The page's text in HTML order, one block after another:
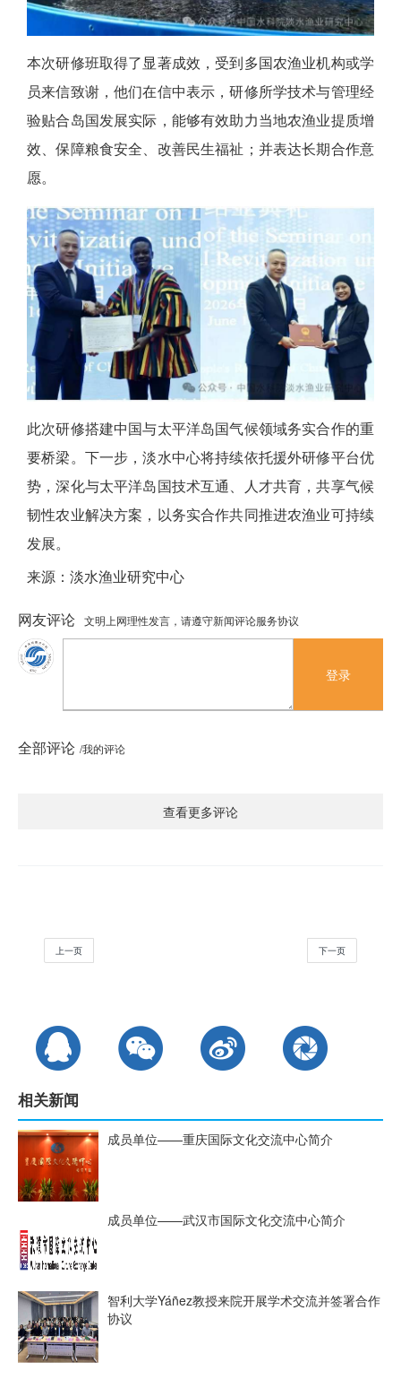
本次研修班取得了显著成效，受到多国农渔业机构或学
员来信致谢，他们在信中表示，研修所学技术与管理经
验贴合岛国发展实际，能够有效助力当地农渔业提质增
效、保障粮食安全、改善民生福祉；并表达长期合作意
愿。
此次研修搭建中国与太平洋岛国气候领域务实合作的重
要桥梁。下一步，淡水中心将持续依托援外研修平台优
势，深化与太平洋岛国技术互通、人才共育，共享气候
韧性农业解决方案，以务实合作共同推进农渔业可持续
发展。
来源：淡水渔业研究中心
网友评论 文明上网理性发言，请遵守新闻评论服务协议
登录
全部评论 /我的评论
查看更多评论
上一页 下一页
相关新闻
成员单位——重庆国际文化交流中心简介
成员单位——武汉市国际文化交流中心简介
智利大学Yáñez教授来院开展学术交流并签署合作
协议